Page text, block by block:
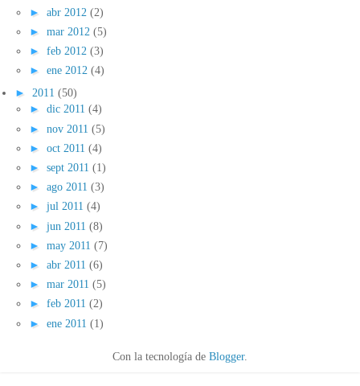
► abr 2012 (2)
► mar 2012 (5)
► feb 2012 (3)
► ene 2012 (4)
► 2011 (50)
► dic 2011 (4)
► nov 2011 (5)
► oct 2011 (4)
► sept 2011 (1)
► ago 2011 (3)
► jul 2011 (4)
► jun 2011 (8)
► may 2011 (7)
► abr 2011 (6)
► mar 2011 (5)
► feb 2011 (2)
► ene 2011 (1)
Con la tecnología de Blogger.